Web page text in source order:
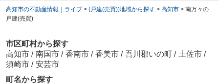
高知市の不動産情報｜ライブ > (戸建(売買))地域から探す > 高知市 > 南万々の
戸建(売買)
市区町村から探す
高知市 / 南国市 / 香南市 / 香美市 / 吾川郡いの町 / 土佐市 /
須崎市 / 安芸市
町名から探す